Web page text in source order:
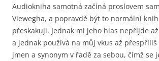
Audiokniha samotná začíná proslovem
Viewegha, a popravdě být to normální
přeskakuji. Jednak mi jeho hlas nepřijde
a jednak používá na můj vkus až
jmen a synonym v řadě za sebou, čímž se